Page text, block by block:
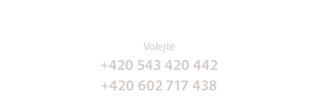
Volejte
+420 543 420 442
+420 602 717 438